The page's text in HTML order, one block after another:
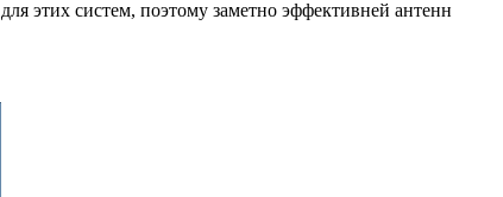
этих систем, поэтому заметно эффективней антенн